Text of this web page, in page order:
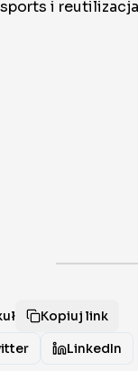
Kopiuj link
LinkedIn